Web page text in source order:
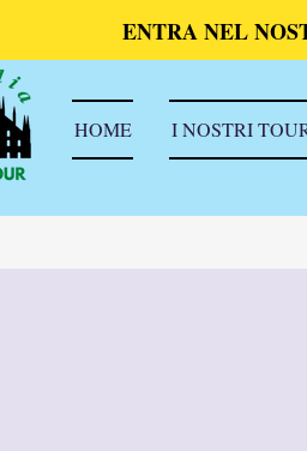
ENTRA NEL
HOME I NOSTRI